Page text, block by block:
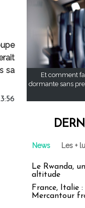
sa
Et comment
dormante sans
News Les +
Le Rwanda,
altitude
France, Italie
Mercantour